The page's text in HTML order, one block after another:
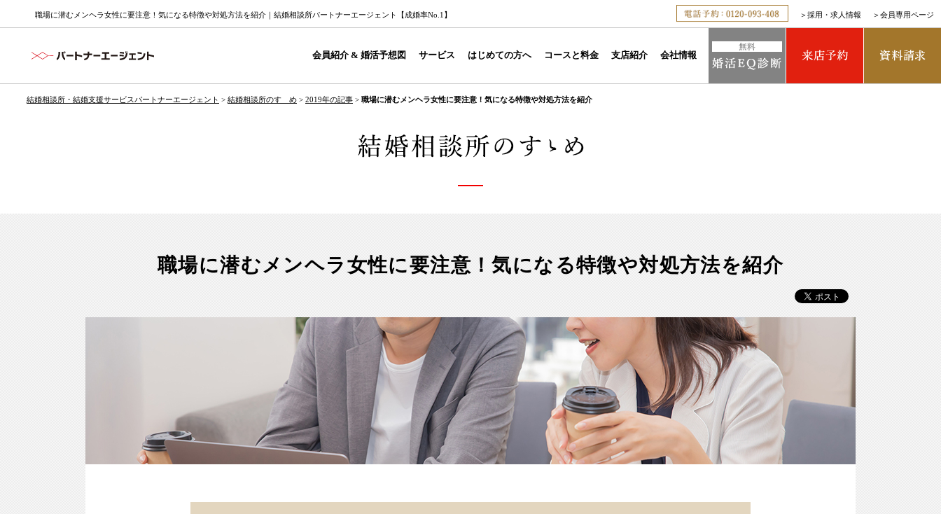
職場に潜むメンヘラ女性に要注意！気になる特徴や対処方法を紹介｜結婚相談所パートナーエージェント【成婚率No.1】 ＞ 採用・求人情報 ＞ 会員専用ページ
会員紹介 & 婚活予想図 サービス はじめての方へ コースと料金 支店紹介 会社情報
結婚相談所・結婚支援サービスパートナーエージェント > 結婚相談所のすゝめ > 2019年の記事 > 職場に潜むメンヘラ女性に要注意！気になる特徴や対処方法を紹介
職場に潜むメンヘラ女性に要注意！気になる特徴や対処方法を紹介